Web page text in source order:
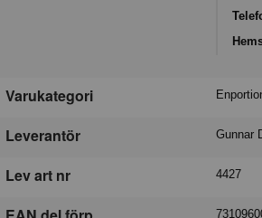
Varukategori
Leverantör Gunnar
Lev art nr 4427